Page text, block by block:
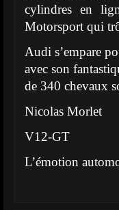
cylindres en
Motorsport qui
Audi s’empare
avec son
de 340 chevaux
Nicolas Morlet
V12-GT
L’émotion